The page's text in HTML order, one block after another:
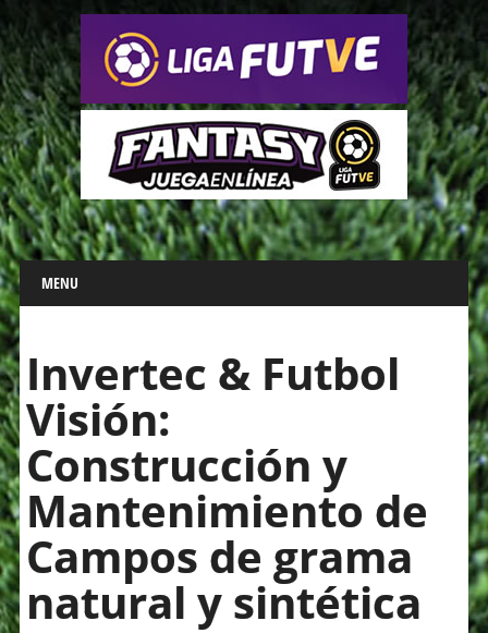
Main menu
Skip
to
content
MENU
Invertec & Futbol
Visión:
Construcción y
Mantenimiento de
Campos de grama
natural y sintética